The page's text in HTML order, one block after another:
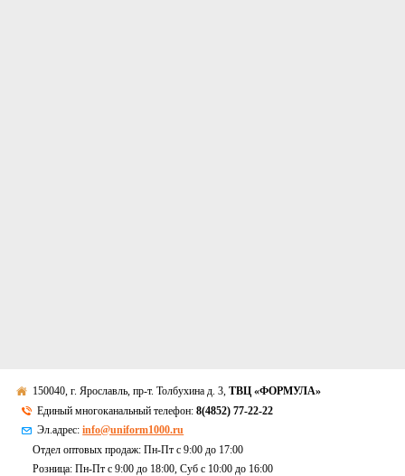
150040, г. Ярославль, пр-т. Толбухина д. 3,ТВЦ «ФОРМУЛА»
Единый многоканальный телефон:8(4852) 77-22-22
Эл.адрес:info@uniform1000.ru
Отдел оптовых продаж: Пн-Пт с 9:00 до 17:00
Розница: Пн-Пт с 9:00 до 18:00, Суб c 10:00 до 16:00